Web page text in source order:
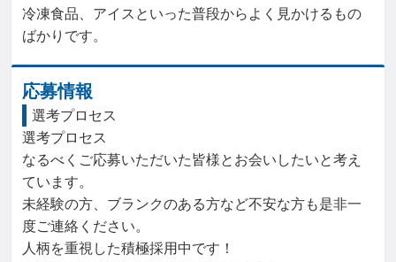
冷凍食品、アイスといった普段からよく見かけるもの
ばかりです。
応募情報
選考プロセス
選考プロセス
なるべくご応募いただいた皆様とお会いしたいと考え
ています。
未経験の方、ブランクのある方など不安な方も是非一
度ご連絡ください。
人柄を重視した積極採用中です！